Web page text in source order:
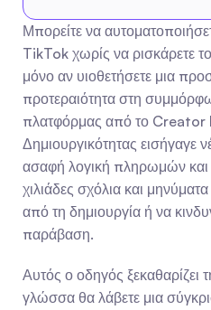
Μπορείτε να
TikTok χωρίς να ρισκάρετε
μόνο αν υιοθετήσετε μια
προτεραιότητα στη
πλατφόρμας από το Creator
Δημιουργικότητας εισήγαγε
ασαφή λογική πληρωμών και
χιλιάδες σχόλια και
από τη δημιουργία ή να
παράβαση.
Αυτός ο οδηγός
γλώσσα θα λάβετε μια